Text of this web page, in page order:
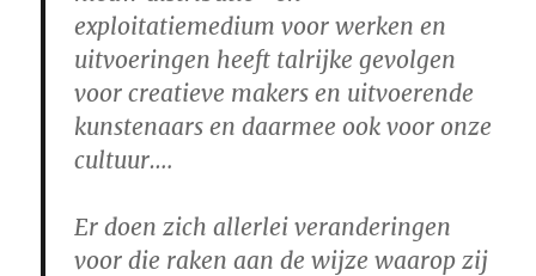
exploitatiemedium voor werken en
uitvoeringen heeft talrijke gevolgen
voor creatieve makers en uitvoerende
kunstenaars en daarmee ook voor onze
cultuur….
Er doen zich allerlei veranderingen
voor die raken aan de wijze waarop zij